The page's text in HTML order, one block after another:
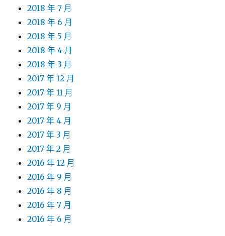
2018 年 7 月
2018 年 6 月
2018 年 5 月
2018 年 4 月
2018 年 3 月
2017 年 12 月
2017 年 11 月
2017 年 9 月
2017 年 4 月
2017 年 3 月
2017 年 2 月
2016 年 12 月
2016 年 9 月
2016 年 8 月
2016 年 7 月
2016 年 6 月